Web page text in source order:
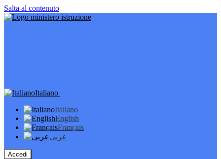
Salta al contenuto
Italiano
Italiano
English
Français
عربى
Accedi